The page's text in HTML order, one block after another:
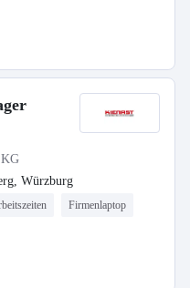
Würzburg
Firmenlaptop